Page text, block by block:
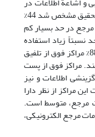
حد متوسط، استفاده می‌کنند. همچنین، در این تحقیق مشخص شد 44%
مرجع در حد بسیار کم
ابزار در حد نسبتاً زیاد استفاده
می‌کنند. سایر یافته‌ها بیانگر این نکته بود که 88% مراکز فوق از تلفیق
مراکز فوق از پست
اطلاعات و نیز
مراکز از نظر دارا
مرجع، متوسط است.
مرجع الکترونیکی،